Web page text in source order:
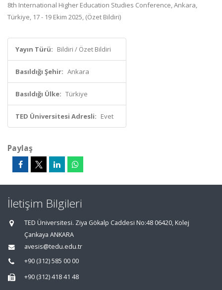
8th International Higher Education Studies Conference, Ankara,
Türkiye, 17 - 19 Ekim 2025, (Özet Bildiri)
Yayın Türü: Bildiri / Özet Bildiri
Basıldığı Şehir: Ankara
Basıldığı Ülke: Türkiye
TED Üniversitesi Adresli: Evet
Paylaş
İletişim Bilgileri
TED Üniversitesi. Ziya Gökalp Caddesi No:48 06420, Kolej
Çankaya ANKARA
avesis@tedu.edu.tr
+90 (312) 585 00 00
+90 (312) 418 41 48